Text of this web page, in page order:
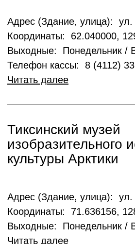
Адрес (Здание, улица): ул.
Координаты: 62.040000,
Выходные: Понедельник /
Телефон кассы: 8 (4112)
Читать далее
Тиксинский музей
изобразительного
культуры Арктики
Адрес (Здание, улица): ул.
Координаты: 71.636156,
Выходные: Понедельник /
Читать далее